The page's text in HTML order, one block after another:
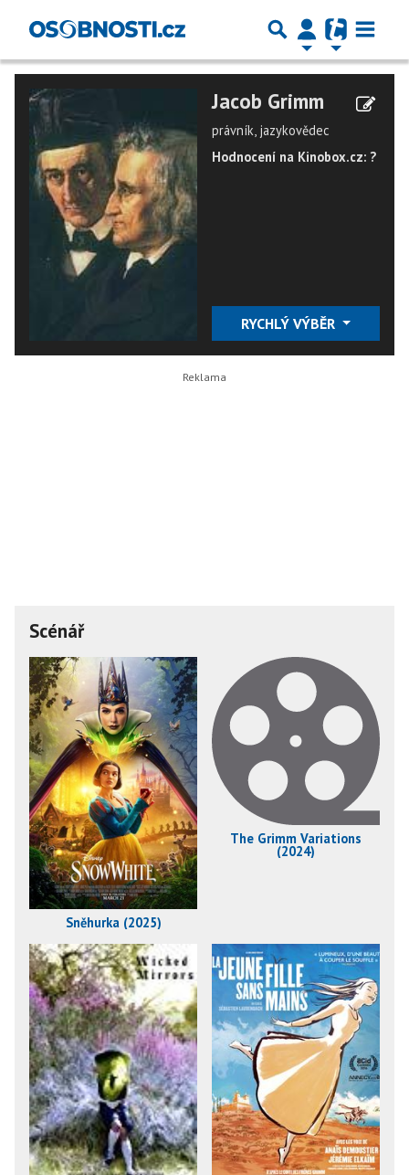
Jacob Grimm
právník, jazykovědec
Hodnocení na Kinobox.cz: ?
RYCHLÝ VÝBĚR
Scénář
Sněhurka (2025)
The Grimm Variations
(2024)